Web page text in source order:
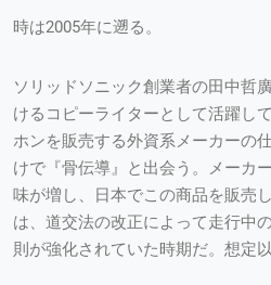
時は2005年に遡る。
ソリッドソニック創業者の田中哲
けるコピーライターとして活躍し
ホンを販売する外資系メーカーの
けで『骨伝導』と出会う。メーカ
味が増し、日本でこの商品を販売
は、道交法の改正によって走行中
則が強化されていた時期だ。想定